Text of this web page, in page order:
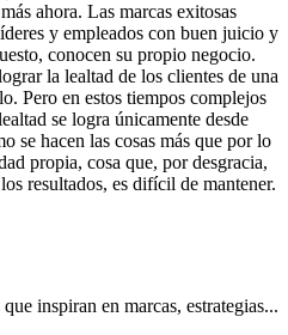
ahora. Las marcas exitosas
y empleados con buen juicio y
conocen su propio negocio.
la lealtad de los clientes de una
Pero en estos tiempos complejos
se logra únicamente desde
se hacen las cosas más que por lo
propia, cosa que, por desgracia,
resultados, es difícil de mantener.
inspiran en marcas, estrategias...